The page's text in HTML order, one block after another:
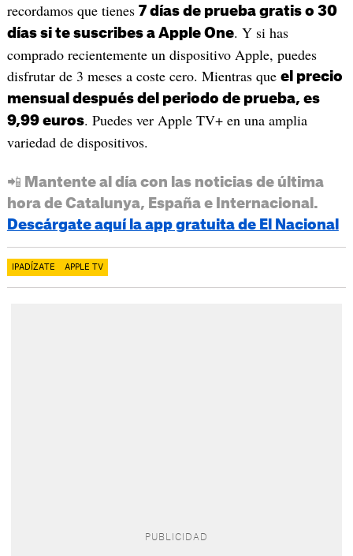
recordamos que tienes 7 días de prueba gratis o 30
días si te suscribes a Apple One. Y si has
comprado recientemente un dispositivo Apple, puedes
disfrutar de 3 meses a coste cero. Mientras que el precio
mensual después del periodo de prueba, es
9,99 euros. Puedes ver Apple TV+ en una amplia
variedad de dispositivos.
📲 Mantente al día con las noticias de última
hora de Catalunya, España e Internacional.
Descárgate aquí la app gratuita de El Nacional
IPADÍZATE APPLE TV